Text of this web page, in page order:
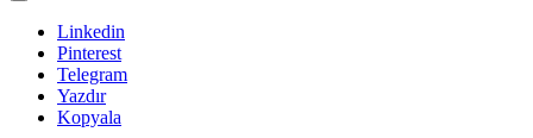
Linkedin
Pinterest
Telegram
Yazdır
Kopyala